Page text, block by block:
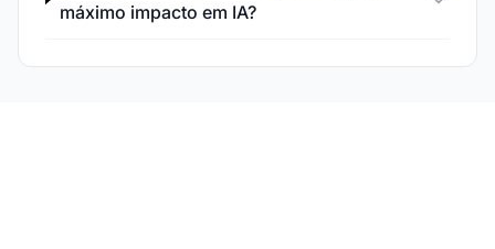
máximo impacto em IA?